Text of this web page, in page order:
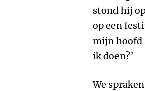
stond hij
op een
mijn hoofd
ik doen?’
We